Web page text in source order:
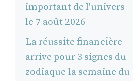
important de l'univers
le 7 août 2026
La réussite financière
arrive pour 3 signes du
zodiaque la semaine du